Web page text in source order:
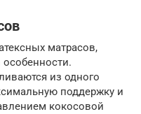
матрасов,
из одного
поддержку и
кокосовой